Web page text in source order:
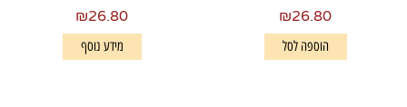
₪26.80
הוספה לסל
₪26.80
מידע נוסף